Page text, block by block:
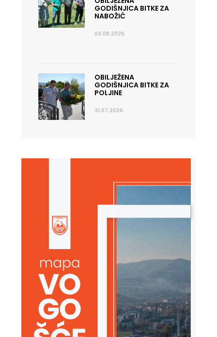
GODIŠNJICA BITKE ZA
NABOŽIĆ
03.08.2026.
OBILJEŽENA
GODIŠNJICA BITKE ZA
POLJINE
31.07.2026.